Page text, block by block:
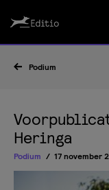
Podium
Heringa
Podium 17 november